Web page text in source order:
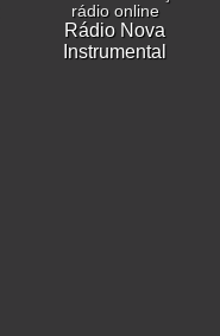
Rádio Nova
Instrumental